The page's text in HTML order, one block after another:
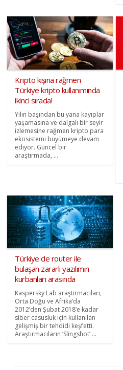
Kripto kışına rağmen
Türkiye kripto kullanımında
ikinci sırada!
Yılın başından bu yana kayıplar
yaşamasına ve dalgalı bir seyir
izlemesine rağmen kripto para
ekosistemi büyümeye devam
ediyor. Güncel bir
araştırmada, ...
Türkiye de router ile
bulaşan zararlı yazılımın
kurbanları arasında
Kaspersky Lab araştırmacıları,
Orta Doğu ve Afrika’da
2012’den Şubat 2018’e kadar
siber casusluk için kullanılan
gelişmiş bir tehdidi keşfetti.
Araştırmacıların ‘Slingshot’ ...